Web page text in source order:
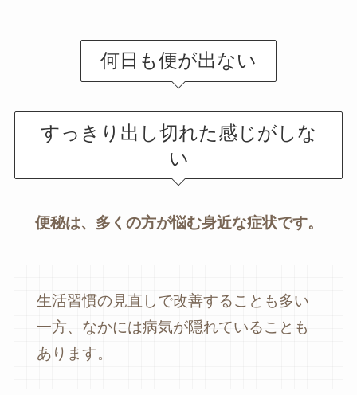
何日も便が出ない
すっきり出し切れた感じがしな
い
便秘は、多くの方が悩む身近な症状です。
生活習慣の見直しで改善することも多い
一方、なかには病気が隠れていることも
あります。